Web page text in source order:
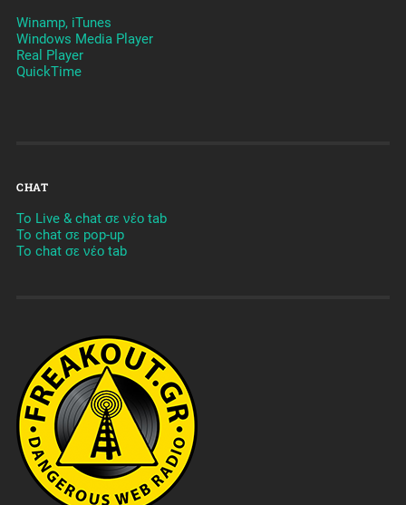
Winamp, iTunes
Windows Media Player
Real Player
QuickTime
CHAT
To Live & chat σε νέο tab
To chat σε pop-up
To chat σε νέο tab